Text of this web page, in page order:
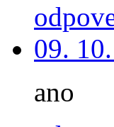
09.
ano